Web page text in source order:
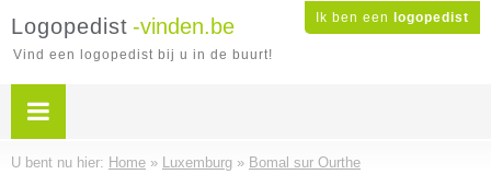
Ik ben een logopedist
Logopedist -vinden.be
Vind een logopedist bij u in de buurt!
U bent nu hier: Home » Luxemburg » Bomal sur Ourthe